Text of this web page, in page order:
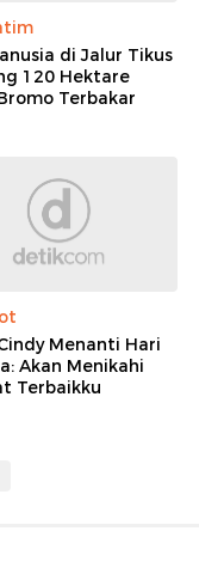
di Jalur Tikus
120 Hektare
Terbakar
Menanti Hari
Akan Menikahi
Terbaikku